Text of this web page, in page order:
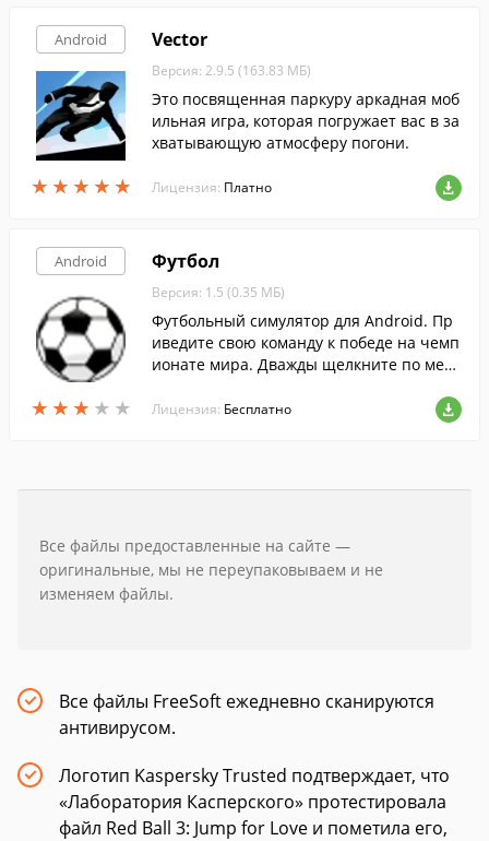
Android
★ ★ ★ ★ ★
★ ★ ★ ★ ★
Vector
Версия: 2.9.5 (163.83 МБ)
Это посвященная паркуру аркадная моб
ильная игра, которая погружает вас в за
хватывающую атмосферу погони.
Лицензия: Платно
Android
★ ★ ★ ★ ★
★ ★ ★ ★ ★
Футбол
Версия: 1.5 (0.35 МБ)
Футбольный симулятор для Android. Пр
иведите свою команду к победе на чемп
ионате мира. Дважды щелкните по мест
Лицензия: Бесплатно
Все файлы предоставленные на сайте —
оригинальные, мы не переупаковываем и не
изменяем файлы.
Все файлы FreeSoft ежедневно сканируются
антивирусом.
Логотип Kaspersky Trusted подтверждает, что
«Лаборатория Касперского» протестировала
файл Red Ball 3: Jump for Love и пометила его,